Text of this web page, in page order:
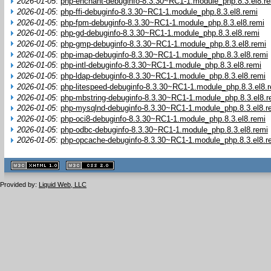
2026-01-05: php-ffi-debuginfo-8.3.30~RC1-1.module_php.8.3.el8.remi
2026-01-05: php-fpm-debuginfo-8.3.30~RC1-1.module_php.8.3.el8.remi
2026-01-05: php-gd-debuginfo-8.3.30~RC1-1.module_php.8.3.el8.remi
2026-01-05: php-gmp-debuginfo-8.3.30~RC1-1.module_php.8.3.el8.remi
2026-01-05: php-imap-debuginfo-8.3.30~RC1-1.module_php.8.3.el8.remi
2026-01-05: php-intl-debuginfo-8.3.30~RC1-1.module_php.8.3.el8.remi
2026-01-05: php-ldap-debuginfo-8.3.30~RC1-1.module_php.8.3.el8.remi
2026-01-05: php-litespeed-debuginfo-8.3.30~RC1-
2026-01-05: php-mbstring-debuginfo-8.3.30~RC1-
2026-01-05: php-mysqlnd-debuginfo-8.3.30~RC1-
2026-01-05: php-oci8-debuginfo-8.3.30~RC1-1.module_php.8.3.el8.remi
2026-01-05: php-odbc-debuginfo-8.3.30~RC1-1.module_php.8.3.el8.remi
2026-01-05: php-opcache-debuginfo-8.3.30~RC1-
XHTML
1.1 valide
2.0 valide
Provided by: Liquid Web, LLC